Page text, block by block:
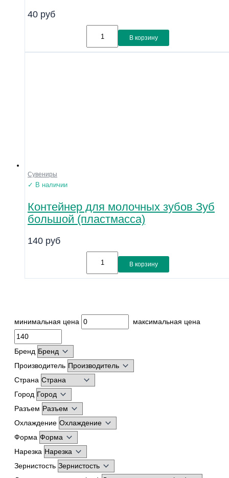
минимальная цена максимальная цена
Бренд
Производитель
Страна
Город
Разъем
Охлаждение
Форма
Нарезка
Зернистость
40 руб
В корзину
Сувениры
✓ В наличии
Контейнер для молочных зубов Зуб
большой (пластмасса)
140 руб
В корзину